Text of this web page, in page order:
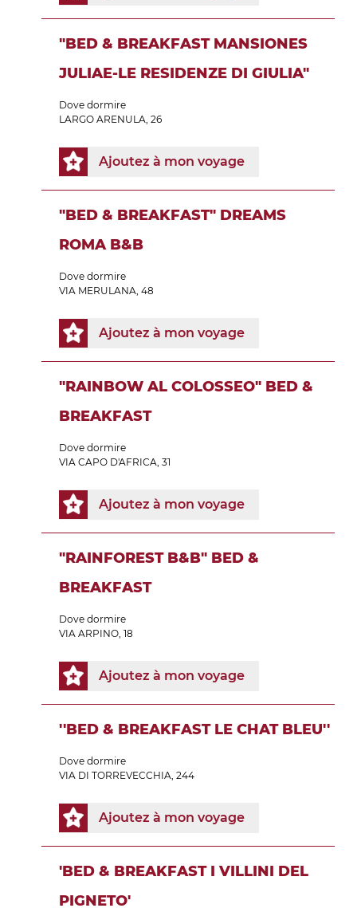
"BED & BREAKFAST MANSIONES
JULIAE-LE RESIDENZE DI GIULIA"
Dove dormire
LARGO ARENULA, 26
Ajoutez à mon voyage
"BED & BREAKFAST" DREAMS
ROMA B&B
Dove dormire
VIA MERULANA, 48
Ajoutez à mon voyage
"RAINBOW AL COLOSSEO" BED &
BREAKFAST
Dove dormire
VIA CAPO D'AFRICA, 31
Ajoutez à mon voyage
"RAINFOREST B&B" BED &
BREAKFAST
Dove dormire
VIA ARPINO, 18
Ajoutez à mon voyage
''BED & BREAKFAST LE CHAT BLEU''
Dove dormire
VIA DI TORREVECCHIA, 244
Ajoutez à mon voyage
'BED & BREAKFAST I VILLINI DEL
PIGNETO'